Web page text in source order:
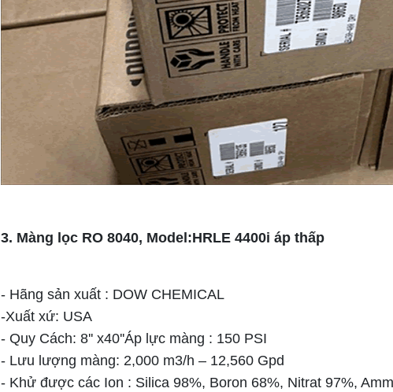
3. Màng lọc RO 8040, Model:HRLE 4400i áp thấp
- Hãng sản xuất : DOW CHEMICAL
-Xuất xứ: USA
- Quy Cách: 8'' x40''Áp lực màng : 150 PSI
- Lưu lượng màng: 2,000 m3/h – 12,560 Gpd
- Khử được các Ion : Silica 98%, Boron 68%, Nitrat 97%,